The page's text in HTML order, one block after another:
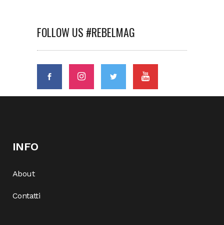
FOLLOW US #REBELMAG
INFO
About
Contatti